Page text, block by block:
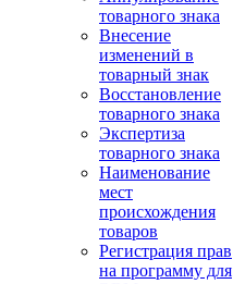
товарного знака
Внесение
изменений в
товарный знак
Восстановление
товарного знака
Экспертиза
товарного знака
Наименование
мест
происхождения
товаров
Регистрация прав
на программу для